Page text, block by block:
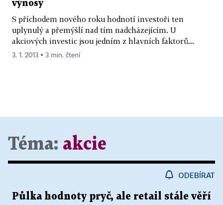
výnosy
S příchodem nového roku hodnotí investoři ten
uplynulý a přemýšlí nad tím nadcházejícím. U
akciových investic jsou jedním z hlavních faktorů...
3. 1. 2013 ▪ 3 min. čtení
Téma: akcie
ODEBÍRAT
Půlka hodnoty pryč, ale retail stále věří